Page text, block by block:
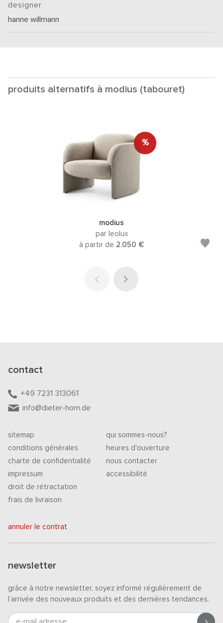
designer
hanne willmann
produits alternatifs à modius (tabouret)
%
modius
par leolux
à partir de 2.050 €
contact
+49 7231 313061
info@dieter-horn.de
sitemap
conditions générales
charte de confidentialité
impressum
droit de rétractation
frais de livraison
qui sommes-nous?
heures d'ouverture
nous contacter
accessibilité
annuler le contrat
newsletter
grâce à notre newsletter, soyez informé régulièrement de
l’arrivée des nouveaux produits et des dernières tendances.